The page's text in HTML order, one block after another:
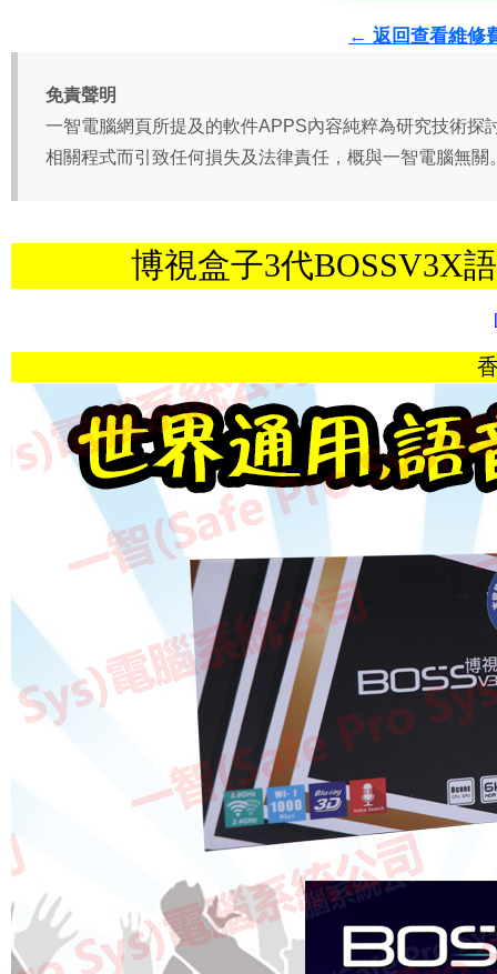
博視盒子3代BOSSV3X